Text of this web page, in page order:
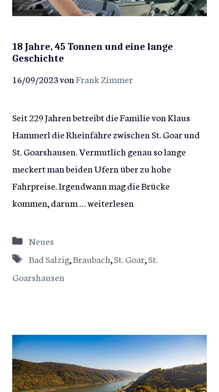
18 Jahre, 45 Tonnen und eine lange
Geschichte
16/09/2023vonFrank Zimmer
Seit 229 Jahren betreibt die Familie von Klaus
Hammerl die Rheinfähre zwischen St. Goar und
St. Goarshausen. Vermutlich genau so lange
meckert man beiden Ufern über zu hohe
Fahrpreise. Irgendwann mag die Brücke
kommen, darum …weiterlesen
Kategorien
Neues
Schlagwörter
Bad Salzig,Braubach,St. Goar,St.
Goarshausen